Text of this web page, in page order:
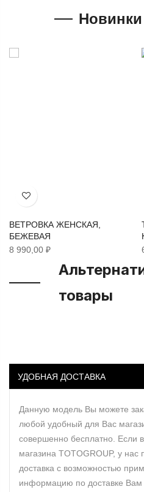
Новинки
Хочу!
ВЕТРОВКА ЖЕНСКАЯ,
БЕЖЕВАЯ
8 990,00 ₽
товары
УДОБНАЯ ДОСТАВКА
Данную модель Вы можете
любой удобный для Вас
совершенно бесплатно. Если
магазина TOTOGROUP, у нас
доставка с возможностью
информацию по доставке